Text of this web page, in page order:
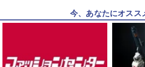
今、あなたにオスス